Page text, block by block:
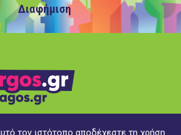
Διαφήμιση
τον ιστότοπο αποδέχεστε τη χρήση